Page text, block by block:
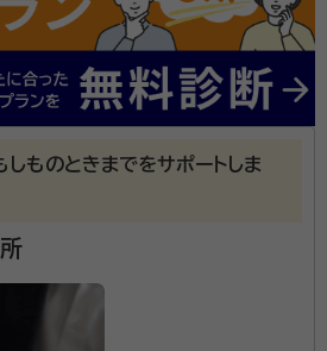
にお話を伺いますので、いつでも
ください。
会
しものときまでをサポートしま